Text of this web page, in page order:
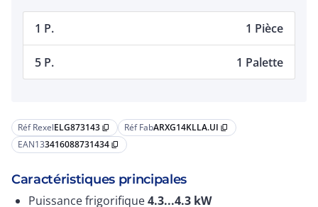
Réf RexelELG873143 content_copy Réf FabARXG14KLLA.UI content_copy
EAN133416088731434 content_copy
Caractéristiques principales
Puissance frigorifique4.3...4.3 kW
1 P. 1 Pièce
5 P. 1 Palette